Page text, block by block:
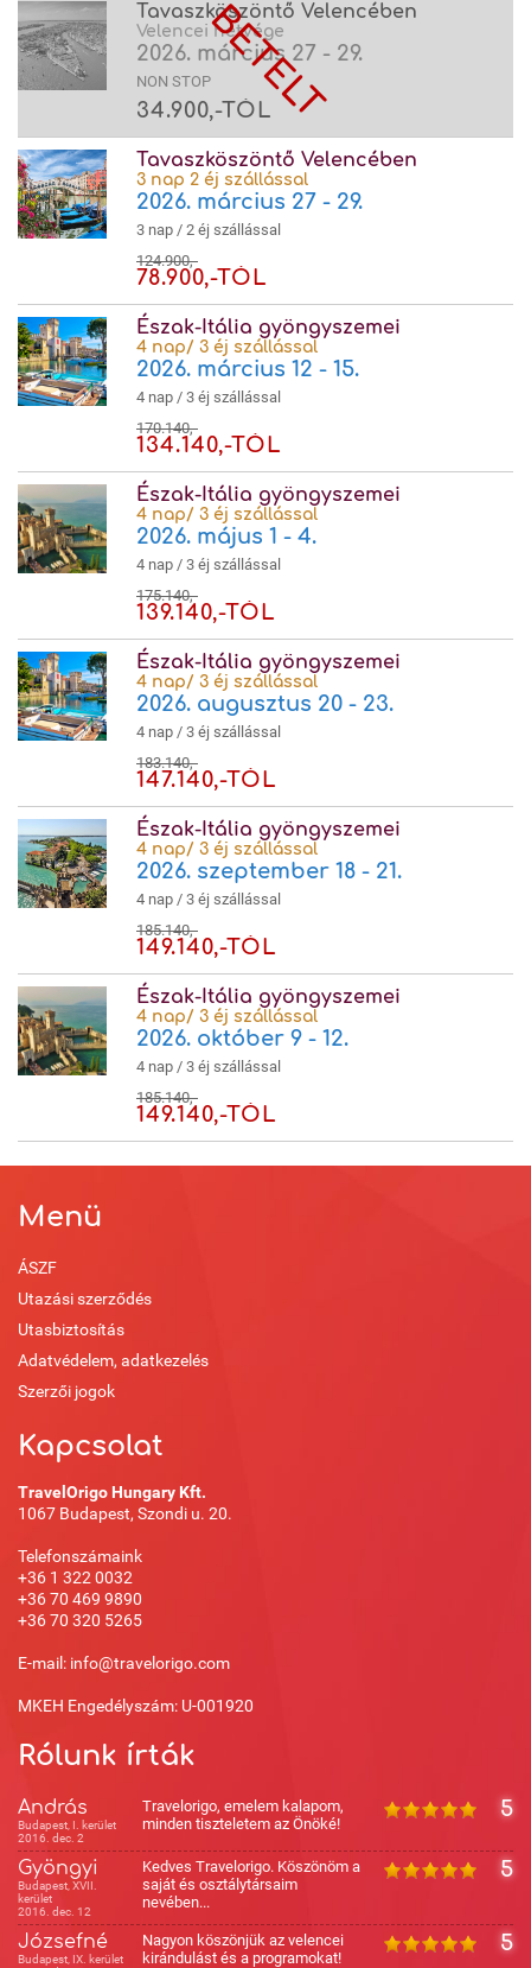
Tavaszköszöntő Velencében
Velencei hétvége
2026. március 27 - 29.
NON STOP
34.900,-TÓL
Tavaszköszöntő Velencében
3 nap 2 éj szállással
2026. március 27 - 29.
3 nap / 2 éj szállással
124.900,-
78.900,-TÓL
Észak-Itália gyöngyszemei
4 nap/ 3 éj szállással
2026. március 12 - 15.
4 nap / 3 éj szállással
170.140,-
134.140,-TÓL
Észak-Itália gyöngyszemei
4 nap/ 3 éj szállással
2026. május 1 - 4.
4 nap / 3 éj szállással
175.140,-
139.140,-TÓL
Észak-Itália gyöngyszemei
4 nap/ 3 éj szállással
2026. augusztus 20 - 23.
4 nap / 3 éj szállással
183.140,-
147.140,-TÓL
Észak-Itália gyöngyszemei
4 nap/ 3 éj szállással
2026. szeptember 18 - 21.
4 nap / 3 éj szállással
185.140,-
149.140,-TÓL
Észak-Itália gyöngyszemei
4 nap/ 3 éj szállással
2026. október 9 - 12.
4 nap / 3 éj szállással
185.140,-
149.140,-TÓL
Menü
ÁSZF
Utazási szerződés
Utasbiztosítás
Adatvédelem, adatkezelés
Szerzői jogok
Kapcsolat
TravelOrigo Hungary Kft.
1067 Budapest, Szondi u. 20.
Telefonszámaink
+36 1 322 0032
+36 70 469 9890
+36 70 320 5265
E-mail: info@travelorigo.com
MKEH Engedélyszám: U-001920
Rólunk írták
András
Budapest, I. kerület
2016. dec. 2
5
Travelorigo, emelem kalapom,
minden tiszteletem az Önöké!
Gyöngyi
Budapest, XVII.
kerület
2016. dec. 12
5
Kedves Travelorigo. Köszönöm a
saját és osztálytársaim
nevében...
Józsefné
Budapest, IX. kerület
5
Nagyon köszönjük az velencei
kirándulást és a programokat!